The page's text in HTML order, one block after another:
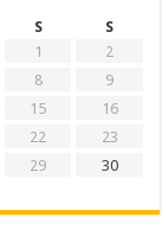
S
S
1
2
8
9
15
16
22
23
29
30